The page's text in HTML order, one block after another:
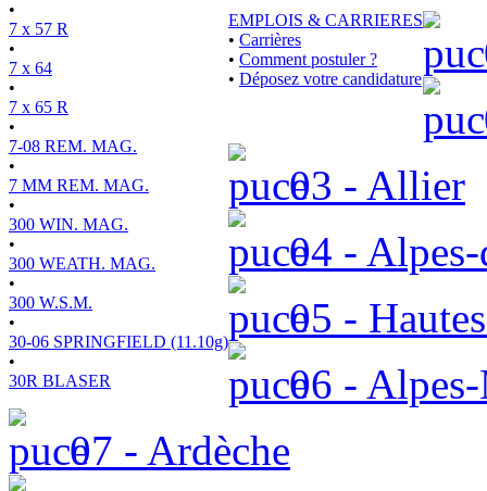
•
7 x 57 R
•
7 x 64
•
7 x 65 R
•
7-08 REM. MAG.
•
7 MM REM. MAG.
•
300 WIN. MAG.
•
300 WEATH. MAG.
•
300 W.S.M.
•
30-06 SPRINGFIELD (11.10g)
•
30R BLASER
EMPLOIS & CARRIERES
• Carrières
• Comment postuler ?
• Déposez votre candidature
03 - Allier
04 - Alpes-
05 -
06 -
07 - Ardèche